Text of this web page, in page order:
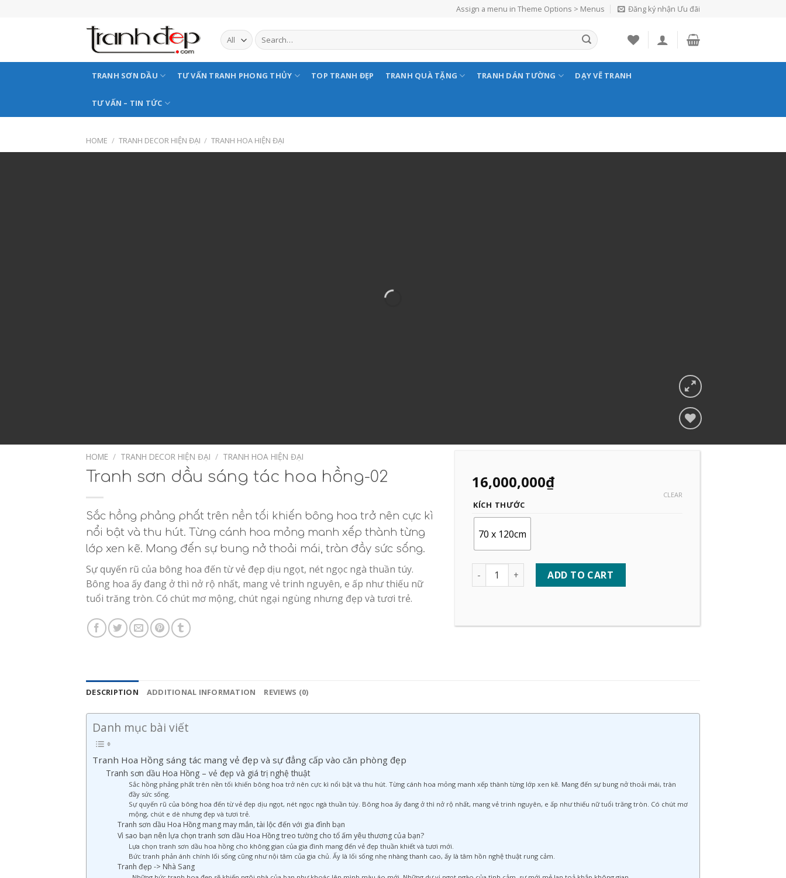
Assign a menu in Theme Options > Menus Đăng ký nhận Ưu đãi
TRANH SƠN DẦU TƯ VẤN TRANH PHONG THỦY TOP TRANH ĐẸP TRANH QUÀ TẶNG TRANH DÁN TƯỜNG DẠY VẼ TRANH
TƯ VẤN – TIN TỨC
HOME / TRANH DECOR HIỆN ĐẠI / TRANH HOA HIỆN ĐẠI
HOME / TRANH DECOR HIỆN ĐẠI / TRANH HOA HIỆN ĐẠI
Tranh sơn dầu sáng tác hoa hồng-02
Sắc hồng phảng phất trên nền tối khiến bông hoa trở nên cực kì
nổi bật và thu hút. Từng cánh hoa mỏng manh xếp thành từng
lớp xen kẽ. Mang đến sự bung nở thoải mái, tràn đầy sức sống.
Sự quyến rũ của bông hoa đến từ vẻ đẹp dịu ngọt, nét ngọc ngà thuần túy.
Bông hoa ấy đang ở thì nở rộ nhất, mang vẻ trinh nguyên, e ấp như thiếu nữ
tuổi trăng tròn. Có chút mơ mộng, chút ngại ngùng nhưng đẹp và tươi trẻ.
16,000,000₫
KÍCH THƯỚC
70 x 120cm
CLEAR
Quantity ADD TO CART
DESCRIPTION ADDITIONAL INFORMATION REVIEWS (0)
Danh mục bài viết
Tranh Hoa Hồng sáng tác mang vẻ đẹp và sự đẳng cấp vào căn phòng đẹp
Tranh sơn dầu Hoa Hồng – vẻ đẹp và giá trị nghệ thuật
Sắc hồng phảng phất trên nền tối khiến bông hoa trở nên cực kì nổi bật và thu hút. Từng cánh hoa mỏng manh xếp thành từng lớp xen kẽ. Mang đến sự bung nở thoải mái, tràn
đầy sức sống.
Sự quyến rũ của bông hoa đến từ vẻ đẹp dịu ngọt, nét ngọc ngà thuần túy. Bông hoa ấy đang ở thì nở rộ nhất, mang vẻ trinh nguyên, e ấp như thiếu nữ tuổi trăng tròn. Có chút mơ
mộng, chút e dè nhưng đẹp và tươi trẻ.
Tranh sơn dầu Hoa Hồng mang may mắn, tài lộc đến với gia đình bạn
Vì sao bạn nên lựa chọn tranh sơn dầu Hoa Hồng treo tường cho tổ ấm yêu thương của bạn?
Lựa chọn tranh sơn dầu hoa hồng cho không gian của gia đình mang đến vẻ đẹp thuần khiết và tươi mới.
Bức tranh phản ánh chính lối sống cũng như nội tâm của gia chủ. Ấy là lối sống nhẹ nhàng thanh cao, ấy là tâm hồn nghệ thuật rung cảm.
Tranh đẹp -> Nhà Sang